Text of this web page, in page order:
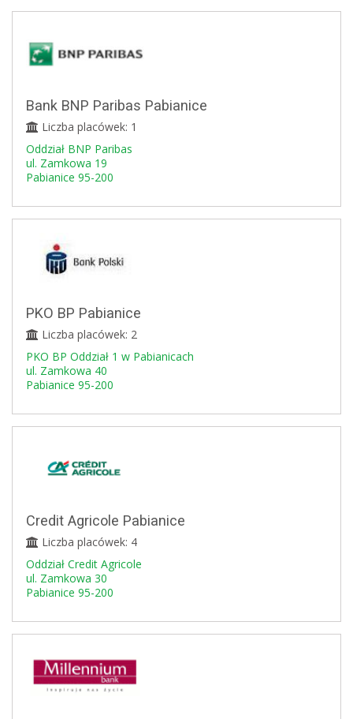
Bank BNP Paribas Pabianice
Liczba placówek: 1
Oddział BNP Paribas
ul. Zamkowa 19
Pabianice 95-200
PKO BP Pabianice
Liczba placówek: 2
PKO BP Oddział 1 w Pabianicach
ul. Zamkowa 40
Pabianice 95-200
Credit Agricole Pabianice
Liczba placówek: 4
Oddział Credit Agricole
ul. Zamkowa 30
Pabianice 95-200